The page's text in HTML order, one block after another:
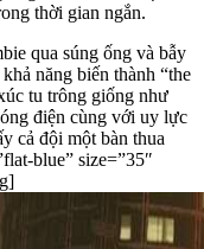
thời gian ngắn.
qua súng ống và bẫy
năng biến thành “the
tu trông giống như
điện cùng với uy lực
cả đội một bàn thua
blue” size=”35″